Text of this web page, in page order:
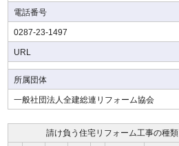
電話番号
0287-23-1497
URL
所属団体
一般社団法人全建総連リフォーム協会
請け負う住宅リフォーム工事の種類